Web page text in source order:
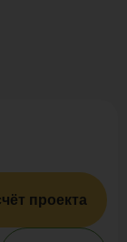
проекта